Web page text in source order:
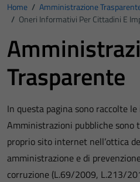
Home / Amministrazione
/ Oneri Informativi Per Cittadini E
Trasparente
In questa pagina sono raccolte
Amministrazioni pubbliche sono
proprio sito internet nell’ottica
amministrazione e di
corruzione (L.69/2009, L.213/